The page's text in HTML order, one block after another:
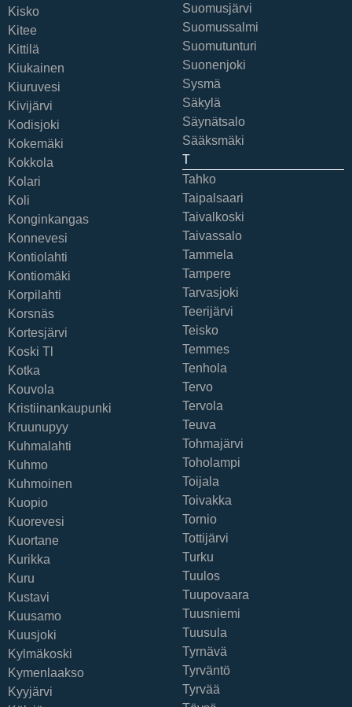
Kisko
Kitee
Kittilä
Kiukainen
Kiuruvesi
Kivijärvi
Kodisjoki
Kokemäki
Kokkola
Kolari
Koli
Konginkangas
Konnevesi
Kontiolahti
Kontiomäki
Korpilahti
Korsnäs
Kortesjärvi
Koski Tl
Kotka
Kouvola
Kristiinankaupunki
Kruunupyy
Kuhmalahti
Kuhmo
Kuhmoinen
Kuopio
Kuorevesi
Kuortane
Kurikka
Kuru
Kustavi
Kuusamo
Kuusjoki
Kylmäkoski
Kymenlaakso
Kyyjärvi
Suomusjärvi
Suomussalmi
Suomutunturi
Suonenjoki
Sysmä
Säkylä
Säynätsalo
Sääksmäki
T
Tahko
Taipalsaari
Taivalkoski
Taivassalo
Tammela
Tampere
Tarvasjoki
Teerijärvi
Teisko
Temmes
Tenhola
Tervo
Tervola
Teuva
Tohmajärvi
Toholampi
Toijala
Toivakka
Tornio
Tottijärvi
Turku
Tuulos
Tuupovaara
Tuusniemi
Tuusula
Tyrnävä
Tyrväntö
Tyrvää